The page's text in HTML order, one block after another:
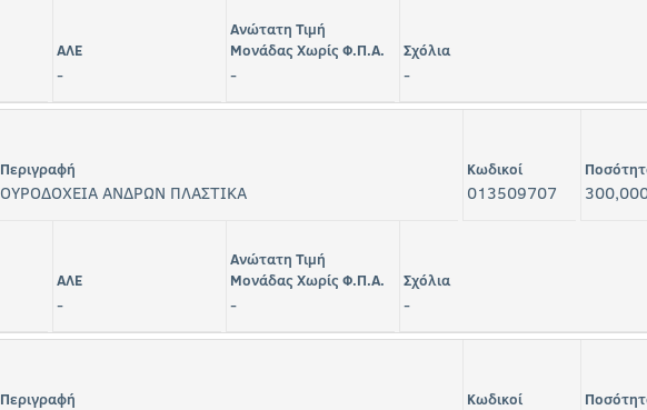
ΑΛΕ
-
Ανώτατη Τιμή
Μονάδας Χωρίς Φ.Π.Α.
-
Σχόλια
-
Περιγραφή
ΟΥΡΟΔΟΧΕΙΑ ΑΝΔΡΩΝ ΠΛΑΣΤΙΚΑ
Κωδικοί
013509707
ΑΛΕ
-
Ανώτατη Τιμή
Μονάδας Χωρίς Φ.Π.Α.
-
Σχόλια
-
Περιγραφή Κωδικοί